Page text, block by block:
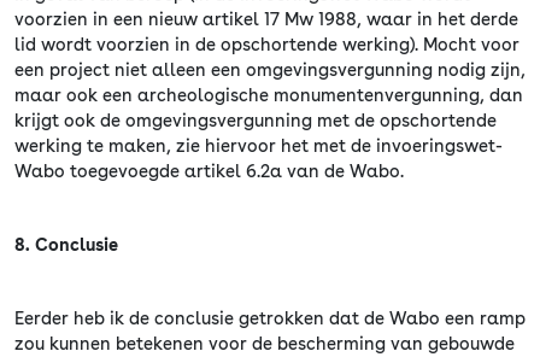
voorzien in een nieuw artikel 17 Mw 1988, waar in het derde
lid wordt voorzien in de opschortende werking). Mocht voor
een project niet alleen een omgevingsvergunning nodig zijn,
maar ook een archeologische monumentenvergunning, dan
krijgt ook de omgevingsvergunning met de opschortende
werking te maken, zie hiervoor het met de invoeringswet-
Wabo toegevoegde artikel 6.2a van de Wabo.
8. Conclusie
Eerder heb ik de conclusie getrokken dat de Wabo een ramp
zou kunnen betekenen voor de bescherming van gebouwde